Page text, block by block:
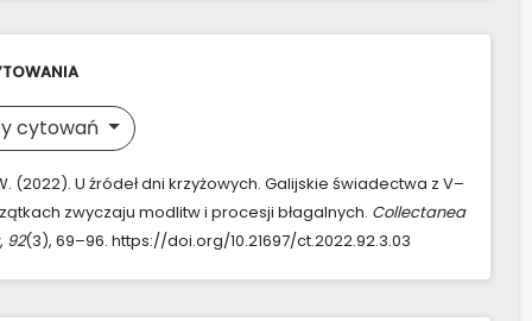
cytowań
(2022). U źródeł dni krzyżowych. Galijskie świadectwa z V–
zwyczaju modlitw i procesji błagalnych. Collectanea
, 92(3), 69–96. https://doi.org/10.21697/ct.2022.92.3.03